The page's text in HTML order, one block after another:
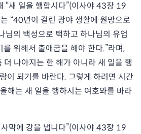
“새 일을 행합시다”(이사야 43장 19
“40년이 걸린 광야 생활에 원망으로
님의 백성으로 택하고 하나님의 유업
위해서 출애굽을 해야 한다.”라며,
나아지는 한 해가 아니라 새 일을 행
이 되기를 바란다. 그렇게 하려면 시간
해는 새 일을 행하시는 여호와를 바라
막에 강을 냅니다”(이사야 43장 19